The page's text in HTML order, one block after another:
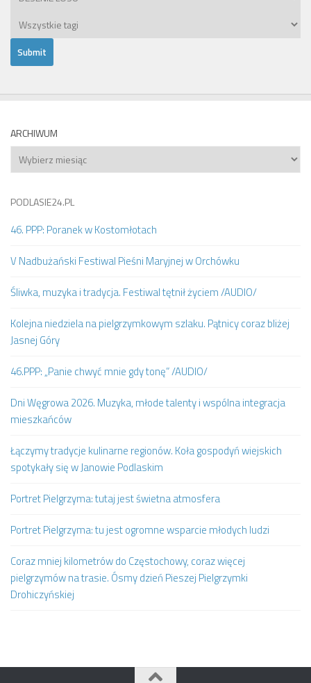
ARCHIWUM
Archiwum
PODLASIE24.PL
46. PPP: Poranek w Kostomłotach
V Nadbużański Festiwal Pieśni Maryjnej w Orchówku
Śliwka, muzyka i tradycja. Festiwal tętnił życiem /AUDIO/
Kolejna niedziela na pielgrzymkowym szlaku. Pątnicy coraz bliżej
Jasnej Góry
46.PPP: „Panie chwyć mnie gdy tonę” /AUDIO/
Dni Węgrowa 2026. Muzyka, młode talenty i wspólna integracja
mieszkańców
Łączymy tradycje kulinarne regionów. Koła gospodyń wiejskich
spotykały się w Janowie Podlaskim
Portret Pielgrzyma: tutaj jest świetna atmosfera
Portret Pielgrzyma: tu jest ogromne wsparcie młodych ludzi
Coraz mniej kilometrów do Częstochowy, coraz więcej
pielgrzymów na trasie. Ósmy dzień Pieszej Pielgrzymki
Drohiczyńskiej